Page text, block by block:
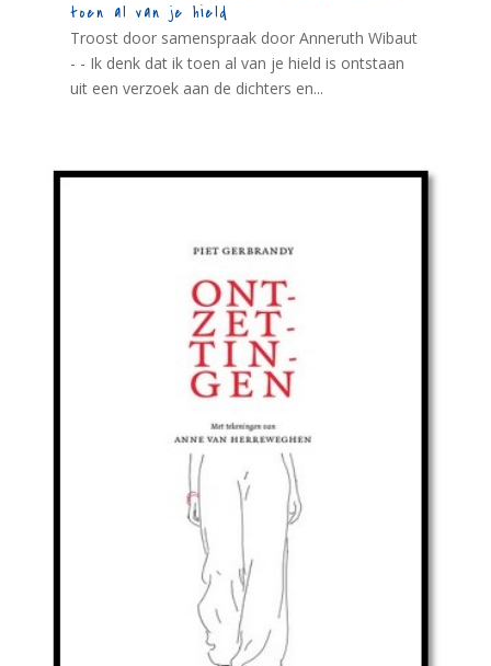
toen al van je hield
Troost door samenspraak door Anneruth Wibaut
- - Ik denk dat ik toen al van je hield is ontstaan
uit een verzoek aan de dichters en...